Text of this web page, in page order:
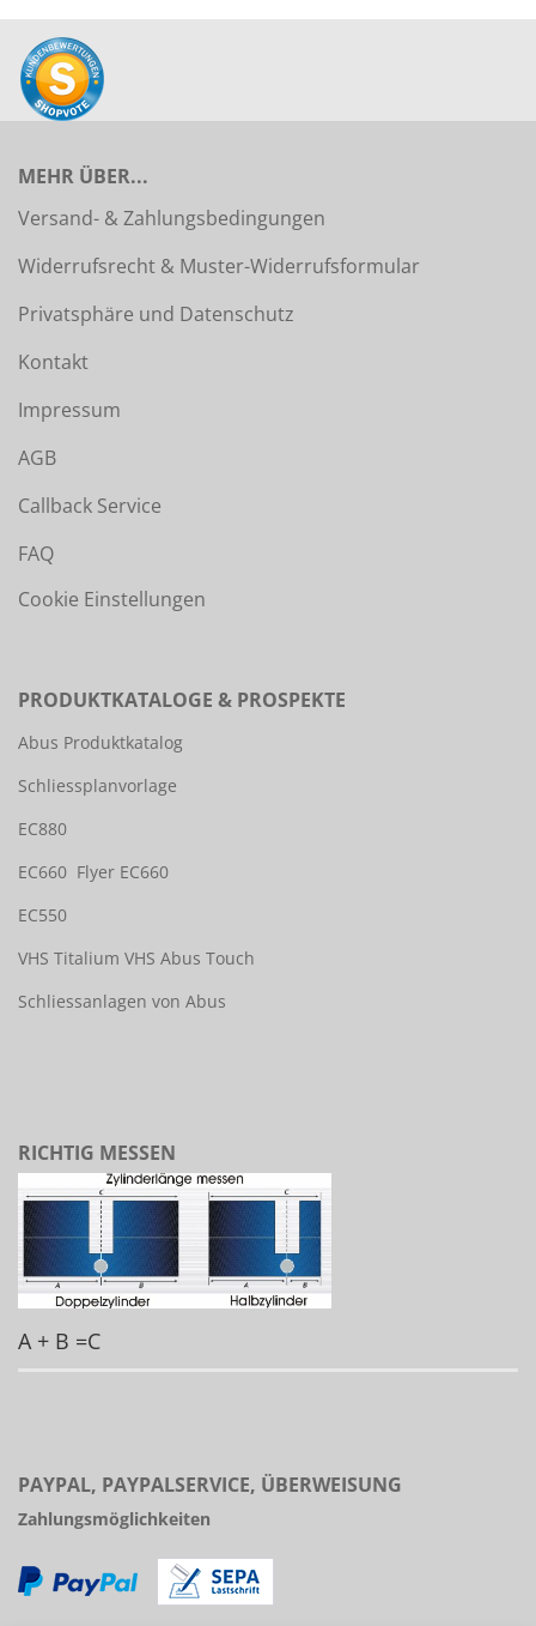
MEHR ÜBER...
Versand- & Zahlungsbedingungen
Widerrufsrecht & Muster-Widerrufsformular
Privatsphäre und Datenschutz
Kontakt
Impressum
AGB
Callback Service
FAQ
Cookie Einstellungen
PRODUKTKATALOGE & PROSPEKTE
Abus Produktkatalog
Schliessplanvorlage
EC880
EC660 Flyer EC660
EC550
VHS Titalium VHS Abus Touch
Schliessanlagen von Abus
RICHTIG MESSEN
A + B =C
PAYPAL, PAYPALSERVICE, ÜBERWEISUNG
Zahlungsmöglichkeiten